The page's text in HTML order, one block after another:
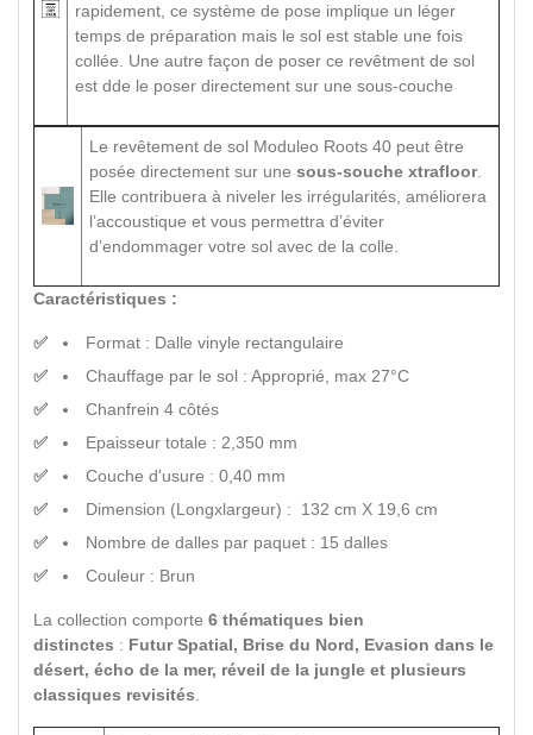
rapidement, ce système de pose implique un léger
temps de préparation mais le sol est stable une fois
collée. Une autre façon de poser ce revêtment de sol
est dde le poser directement sur une sous-couche
Le revêtement de sol Moduleo Roots 40 peut être
posée directement sur une sous-souche xtrafloor.
Elle contribuera à niveler les irrégularités, améliorera
l’accoustique et vous permettra d’éviter
d’endommager votre sol avec de la colle.
Caractéristiques :
Format : Dalle vinyle rectangulaire
Chauffage par le sol : Approprié, max 27°C
Chanfrein 4 côtés
Epaisseur totale : 2,350 mm
Couche d'usure : 0,40 mm
Dimension (Longxlargeur) : 132 cm X 19,6 cm
Nombre de dalles par paquet : 15 dalles
Couleur : Brun
La collection comporte 6 thématiques bien
distinctes : Futur Spatial, Brise du Nord, Evasion dans le
désert, écho de la mer, réveil de la jungle et plusieurs
classiques revisités